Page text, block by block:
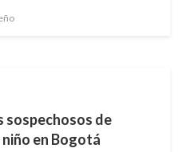
sospechosos de
en Bogotá